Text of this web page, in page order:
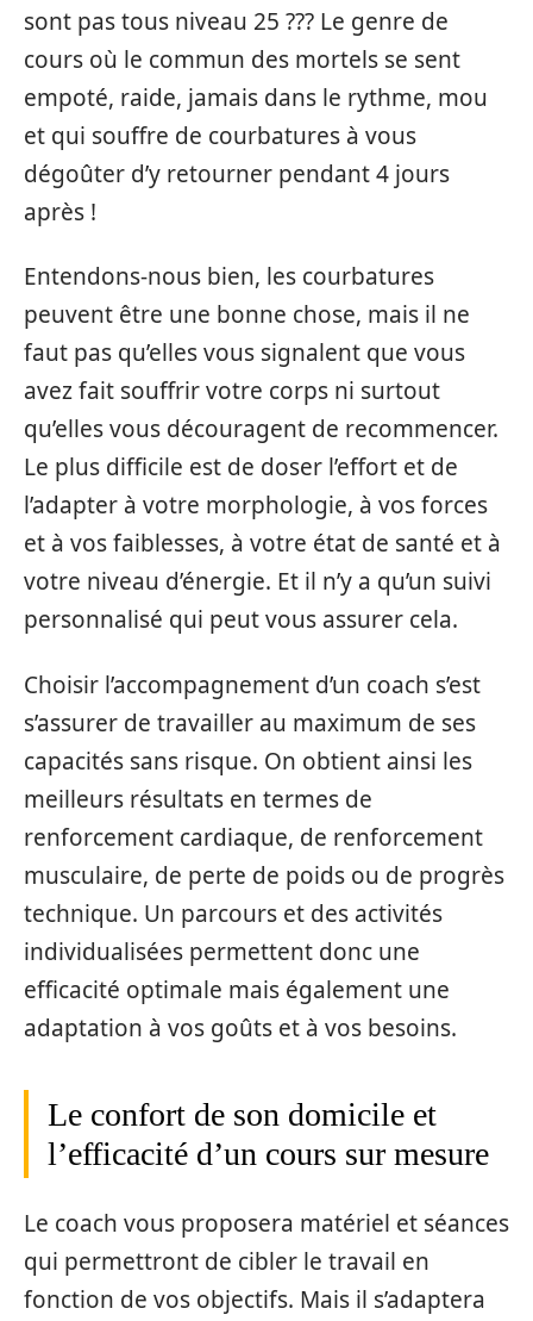
sont pas tous niveau 25 ??? Le genre de
cours où le commun des mortels se sent
empoté, raide, jamais dans le rythme, mou
et qui souffre de courbatures à vous
dégoûter d’y retourner pendant 4 jours
après !
Entendons-nous bien, les courbatures
peuvent être une bonne chose, mais il ne
faut pas qu’elles vous signalent que vous
avez fait souffrir votre corps ni surtout
qu’elles vous découragent de recommencer.
Le plus difficile est de doser l’effort et de
l’adapter à votre morphologie, à vos forces
et à vos faiblesses, à votre état de santé et à
votre niveau d’énergie. Et il n’y a qu’un suivi
personnalisé qui peut vous assurer cela.
Choisir l’accompagnement d’un coach s’est
s’assurer de travailler au maximum de ses
capacités sans risque. On obtient ainsi les
meilleurs résultats en termes de
renforcement cardiaque, de renforcement
musculaire, de perte de poids ou de progrès
technique. Un parcours et des activités
individualisées permettent donc une
efficacité optimale mais également une
adaptation à vos goûts et à vos besoins.
Le confort de son domicile et
l’efficacité d’un cours sur mesure
Le coach vous proposera matériel et séances
qui permettront de cibler le travail en
fonction de vos objectifs. Mais il s’adaptera